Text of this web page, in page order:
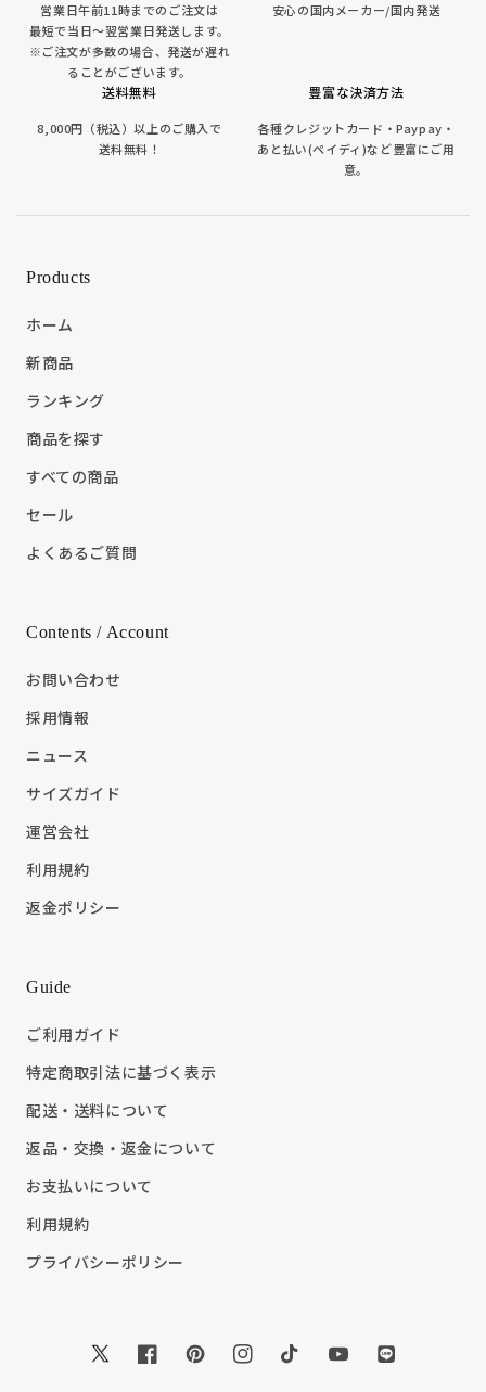
営業日午前11時までのご注文は
最短で当日～翌営業日発送します。
※ご注文が多数の場合、発送が遅れ
ることがございます。
安心の国内メーカー/国内発送
送料無料
8,000円（税込）以上のご購入で
送料無料！
豊富な決済方法
各種クレジットカード・Paypay・
あと払い(ペイディ)など豊富にご用
意。
Products
ホーム
新商品
ランキング
商品を探す
すべての商品
セール
よくあるご質問
Contents / Account
お問い合わせ
採用情報
ニュース
サイズガイド
運営会社
利用規約
返金ポリシー
Guide
ご利用ガイド
特定商取引法に基づく表示
配送・送料について
返品・交換・返金について
お支払いについて
利用規約
プライバシーポリシー
TwitterFacebookPinterestInstagramTikTokYouTubeTranslation